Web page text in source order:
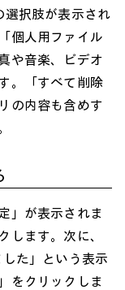
選択肢が表示され
個人用ファイル
や音楽、ビデオ
。「すべて削除
の内容も含めす
」が表示されま
します。次に、
た」という表示
をクリックしま